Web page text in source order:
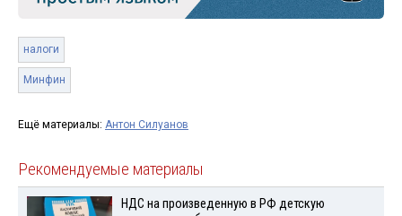
налоги
Минфин
Ещё материалы: Антон Силуанов
Рекомендуемые материалы
НДС на произведенную в РФ детскую